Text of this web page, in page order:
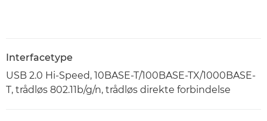
Interfacetype
USB 2.0 Hi-Speed, 10BASE-T/100BASE-TX/1000BASE-
T, trådløs 802.11b/g/n, trådløs direkte forbindelse